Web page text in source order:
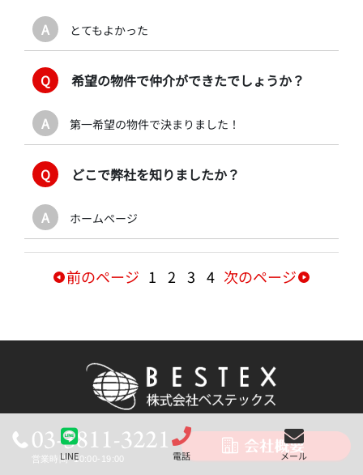
LINE 電話 メール
A とてもよかった
Q 希望の物件で仲介ができたでしょうか？
A 第一希望の物件で決まりました！
Q どこで弊社を知りましたか？
A ホームページ
前のページ 1 2 3 4 次のページ